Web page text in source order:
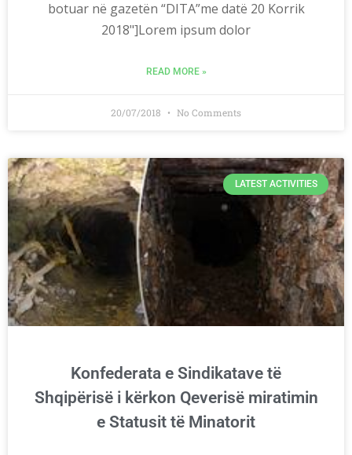
botuar në gazetën “DITA”me datë 20 Korrik
2018"]Lorem ipsum dolor
READ MORE »
20/07/2018 No Comments
LATEST ACTIVITIES
Konfederata e Sindikatave të
Shqipërisë i kërkon Qeverisë miratimin
e Statusit të Minatorit